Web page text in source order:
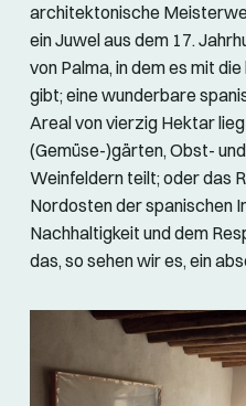
architektonische
ein Juwel aus dem 17.
von Palma, in dem es mit
gibt; eine wunderbare
Areal von vierzig Hektar
(Gemüse-)gärten, Obst-
Weinfeldern teilt; oder das
Nordosten der spanischen
Nachhaltigkeit und dem
das, so sehen wir es, ein